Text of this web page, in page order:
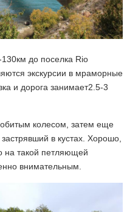
до поселка Rio
экскурсии в мраморные
и дорога занимает2.5-3
колесом, затем еще
в кустах. Хорошо,
на такой петляющей
внимательным.